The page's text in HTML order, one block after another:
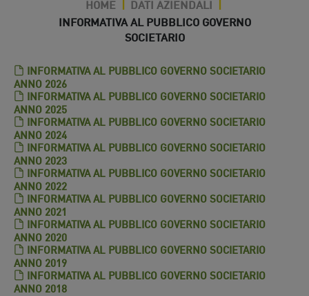
HOME | DATI AZIENDALI |
INFORMATIVA AL PUBBLICO GOVERNO
SOCIETARIO
INFORMATIVA AL PUBBLICO GOVERNO SOCIETARIO
ANNO 2026
INFORMATIVA AL PUBBLICO GOVERNO SOCIETARIO
ANNO 2025
INFORMATIVA AL PUBBLICO GOVERNO SOCIETARIO
ANNO 2024
INFORMATIVA AL PUBBLICO GOVERNO SOCIETARIO
ANNO 2023
INFORMATIVA AL PUBBLICO GOVERNO SOCIETARIO
ANNO 2022
INFORMATIVA AL PUBBLICO GOVERNO SOCIETARIO
ANNO 2021
INFORMATIVA AL PUBBLICO GOVERNO SOCIETARIO
ANNO 2020
INFORMATIVA AL PUBBLICO GOVERNO SOCIETARIO
ANNO 2019
INFORMATIVA AL PUBBLICO GOVERNO SOCIETARIO
ANNO 2018